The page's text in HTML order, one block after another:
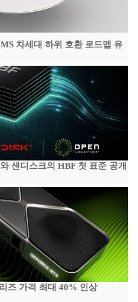
차세대 하위 호환 로드맵 유
샌디스크의 HBF 첫 표준 공개
즈 가격 최대 40% 인상